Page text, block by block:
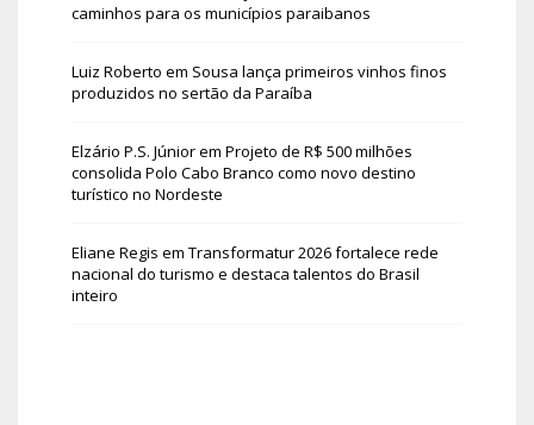
caminhos para os municípios paraibanos
Luiz Roberto em Sousa lança primeiros vinhos finos
produzidos no sertão da Paraíba
Elzário P.S. Júniorem Projeto de R$ 500 milhões
consolida Polo Cabo Branco como novo destino
turístico no Nordeste
Eliane Regis em Transformatur 2026 fortalece rede
nacional do turismo e destaca talentos do Brasil
inteiro